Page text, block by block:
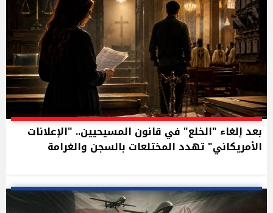
بعد إلغاء "الخلع" في قانون المسيحيين.. "الإعلانات
الأمريكاني" تهدد المختلعات بالسجن والغرامة